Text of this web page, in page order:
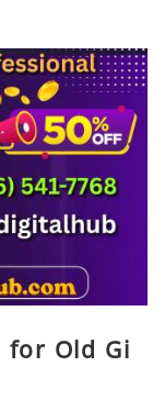
for Old Gi